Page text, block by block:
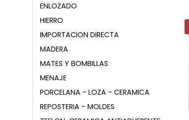
ENLOZADO
HIERRO
IMPORTACION DIRECTA
MADERA
MATES Y BOMBILLAS
MENAJE
PORCELANA - LOZA - CERAMICA
REPOSTERIA - MOLDES